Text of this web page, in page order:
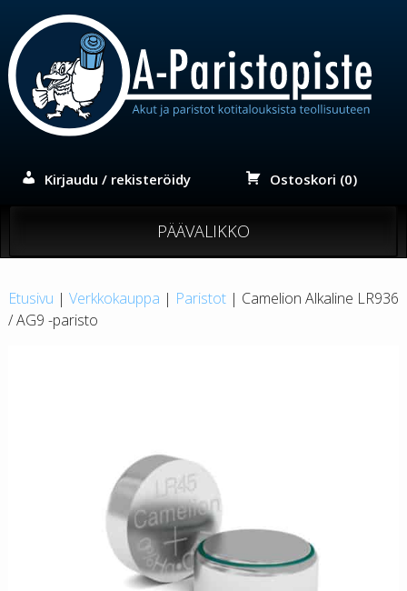
sisältöön
Kirjaudu / rekisteröidy Ostoskori (0)
PÄÄVALIKKO
Etusivu | Verkkokauppa | Paristot| Camelion Alkaline LR936
/ AG9 -paristo